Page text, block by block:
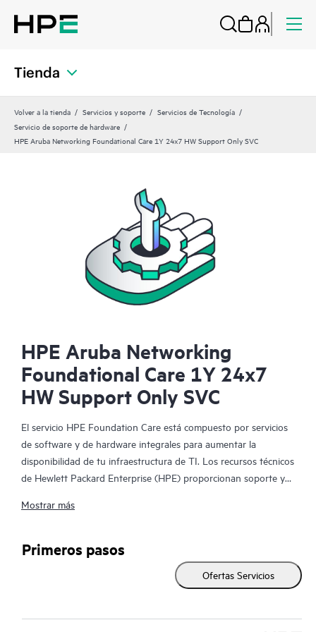
Tienda
Volver a la tienda Servicios y soporte
Servicios de Tecnología
Servicio de soporte de hardware
HPE Aruba Networking Foundational Care 1Y 24x7 HW Support Only SVC
HPE Aruba Networking
Foundational Care 1Y 24x7
HW Support Only SVC
El servicio HPE Foundation Care está compuesto por servicios
de software y de hardware integrales para aumentar la
disponibilidad de tu infraestructura de TI. Los recursos técnicos
de Hewlett Packard Enterprise (HPE) proporcionan soporte y
hardware y software de HPE y de determinados productos de
Para los productos de hardware cubiertos por HPE Foundation
Care, el servicio incluye diagnóstico y soporte remotos, así
hardware de HPE, este servicio también puede incluir soporte
Mostrar más
Primeros pasos
Ofertas Servicios